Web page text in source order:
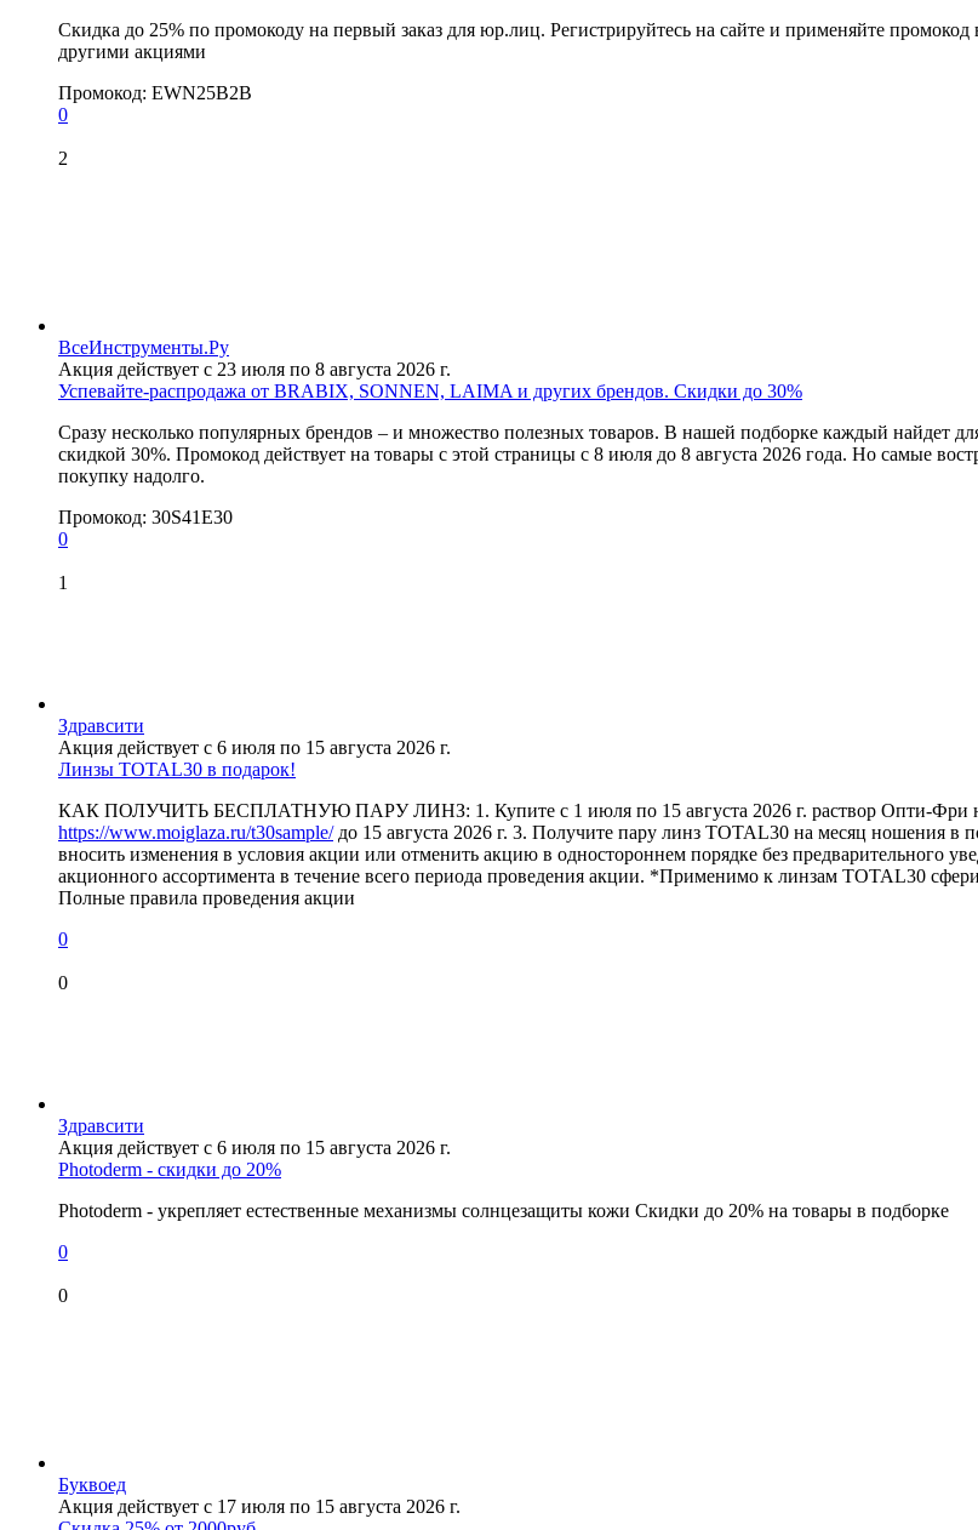
Скидка до 25% по промокоду на первый заказ для юр.лиц. Регистрируйтесь на сайте и применяйте
другими акциями
Промокод: EWN25B2B
0
2
ВсеИнструменты.Ру
Акция действует с 23 июля по 8 августа 2026 г.
Успевайте-распродажа от BRABIX, SONNEN, LAIMA и других брендов. Скидки до 30%
Сразу несколько популярных брендов – и множество полезных товаров. В нашей подборке каждый найдет
скидкой 30%. Промокод действует на товары с этой страницы с 8 июля до 8 августа 2026 года. Но самые
покупку надолго.
Промокод: 30S41E30
0
1
Здравсити
Акция действует с 6 июля по 15 августа 2026 г.
Линзы TOTAL30 в подарок!
КАК ПОЛУЧИТЬ БЕСПЛАТНУЮ ПАРУ ЛИНЗ: 1. Купите с 1 июля по 15 августа 2026 г. раствор Опти-Фри на
https://www.moiglaza.ru/t30sample/до 15 августа 2026 г. 3. Получите пару линз TOTAL30 на месяц ношения в
вносить изменения в условия акции или отменить акцию в одностороннем порядке без предварительного
акционного ассортимента в течение всего периода проведения акции. *Применимо к линзам TOTAL30
Полные правила проведения акции
0
0
Здравсити
Акция действует с 6 июля по 15 августа 2026 г.
Photoderm - скидки до 20%
Photoderm - укрепляет естественные механизмы солнцезащиты кожи Скидки до 20% на товары в подборке
0
0
Буквоед
Акция действует с 17 июля по 15 августа 2026 г.